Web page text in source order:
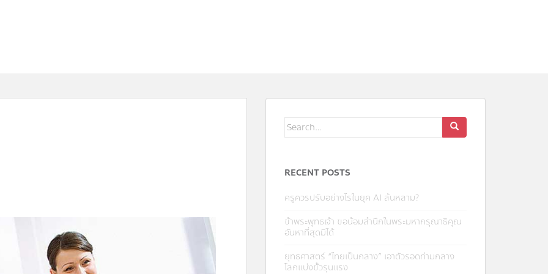
Search
for:
RECENT POSTS
ครูควรปรับอย่างไรในยุค AI ล้นหลาม?
ข้าพระพุทธเจ้า ขอน้อมสำนึกในพระมหากรุณาธิคุณ
อันหาที่สุดมิได้
ยุทธศาสตร์ “ไทยเป็นกลาง” เอาตัวรอดท่ามกลาง
โลกแบ่งขั้วรุนแรง